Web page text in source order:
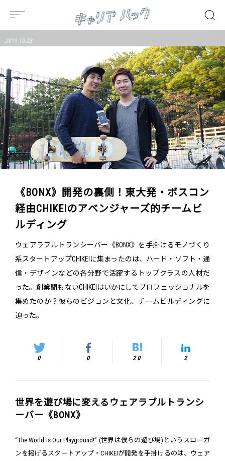
2015.10.28
《BONX》開発の裏側！東大発・ボスコン
経由CHIKEIのアベンジャーズ的チームビ
ルディング
ウェアラブルトランシーバー《BONX》を手掛けるモノづくり
系スタートアップCHIKEIに集まったのは、ハード・ソフト・通
信・デザインなどの各分野で活躍するトップクラスの人材だ
った。創業間もないCHIKEIはいかにしてプロフェッショナルを
集めたのか？彼らのビジョンと文化、チームビルディングに
迫った。
0 0 20 2
世界を遊び場に変えるウェアラブルトランシ
ーバー《BONX》
“The World Is Our Playground!” (世界は僕らの遊び場)というスローガ
ンを掲げるスタートアップ・CHIKEIが開発を手掛けるのは、ウェア